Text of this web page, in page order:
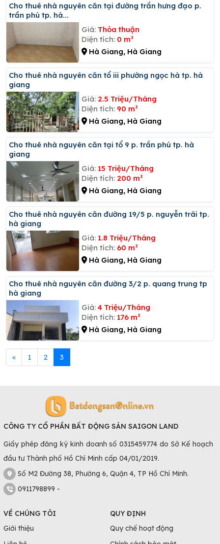
Cho thuê nhà nguyên căn tại đường trần hưng đạo p.
trần phú tp. hà...
Giá: Thỏa thuận
Diện tích: 0 m²
Hà Giang, Hà Giang
Cho thuê nhà nguyên căn tổ iii phường ngọc hà tp. hà
giang
Giá: 2.5 Triệu/Tháng
Diện tích: 90 m²
Hà Giang, Hà Giang
Cho thuê nhà nguyên căn tại tổ 9 p. trần phú tp. hà
giang
Giá: 15 Triệu/Tháng
Diện tích: 200 m²
Hà Giang, Hà Giang
Cho thuê nhà nguyên căn đường 19/5 p. nguyễn trãi tp.
hà giang
Giá: 1.8 Triệu/Tháng
Diện tích: 60 m²
Hà Giang, Hà Giang
Cho thuê nhà nguyên căn đường 3/2 p. quang trung tp
hà giang
Giá: 4 Triệu/Tháng
Diện tích: 176 m²
Hà Giang, Hà Giang
« 1 2 3
CÔNG TY CỔ PHẦN BẤT ĐỘNG SẢN SAIGON LAND
Giấy phép đăng ký kinh doanh số 0315459774 do Sở Kế hoạch
đầu tư Thành phố Hồ Chí Minh cấp 04/01/2019.
Số M2 Đường 38, Phường 6, Quận 4, TP Hồ Chí Minh.
0911798899 -
VỀ CHÚNG TÔI
Giới thiệu
QUY ĐỊNH
Quy chế hoạt động